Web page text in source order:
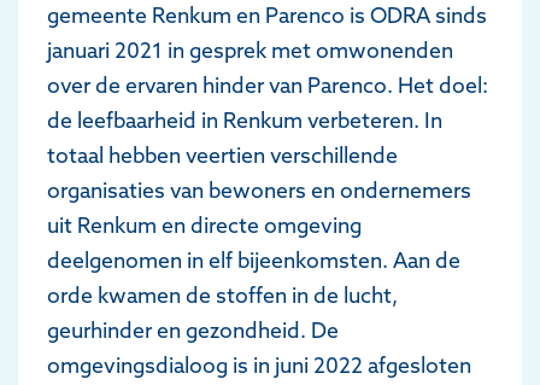
gemeente Renkum en Parenco is ODRA sinds
januari 2021 in gesprek met omwonenden
over de ervaren hinder van Parenco. Het doel:
de leefbaarheid in Renkum verbeteren. In
totaal hebben veertien verschillende
organisaties van bewoners en ondernemers
uit Renkum en directe omgeving
deelgenomen in elf bijeenkomsten. Aan de
orde kwamen de stoffen in de lucht,
geurhinder en gezondheid. De
omgevingsdialoog is in juni 2022 afgesloten